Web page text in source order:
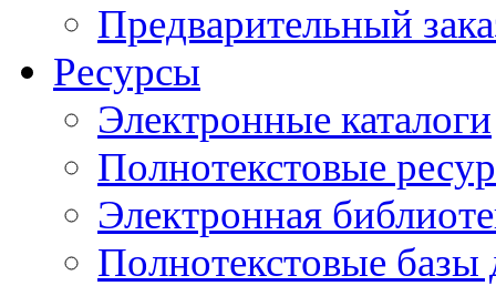
Предварительный
Ресурсы
Электронные каталоги
Полнотекстовые
Электронная
Полнотекстовые